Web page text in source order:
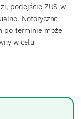
podejście ZUS w
Notoryczne
po terminie może
w celu